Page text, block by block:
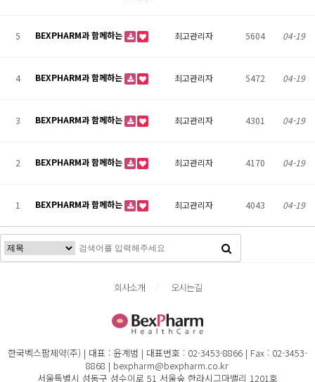
5 BEXPHARM과 함께하는 최고관리자 5604 04-19
4 BEXPHARM과 함께하는 최고관리자 5472 04-19
3 BEXPHARM과 함께하는 최고관리자 4301 04-19
2 BEXPHARM과 함께하는 최고관리자 4170 04-19
1 BEXPHARM과 함께하는 최고관리자 4043 04-19
회사소개 오시는길
한국벡스팜제약(주) | 대표 : 윤계범 | 대표번호 : 02-3453-8866 | Fax : 02-3453-
8868 | bexpharm@bexpharm.co.kr
서울특별시 성동구 성수이로 51 서울숲 한라시그마밸리 1201호